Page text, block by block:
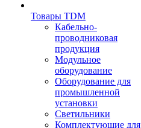
Товары TDM
Кабельно-
проводниковая
продукция
Модульное
оборудование
Оборудование для
промышленной
установки
Светильники
Комплектующие для